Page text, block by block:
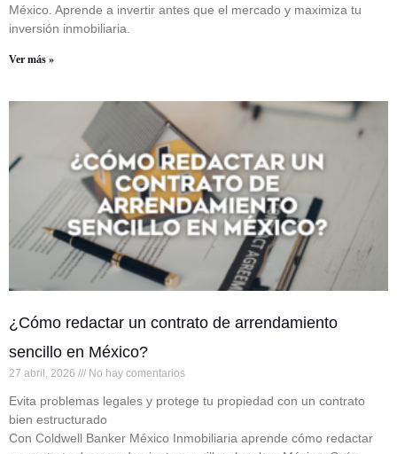
México. Aprende a invertir antes que el mercado y maximiza tu
inversión inmobiliaria.
Ver más »
¿Cómo redactar un contrato de arrendamiento
sencillo en México?
27 abril, 2026 No hay comentarios
Evita problemas legales y protege tu propiedad con un contrato
bien estructurado
Con Coldwell Banker México Inmobiliaria aprende cómo redactar